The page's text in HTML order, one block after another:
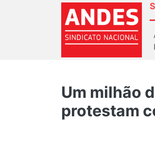
Um milhão
protestam